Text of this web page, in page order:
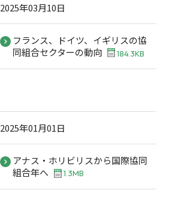
2025年03月10日
フランス、ドイツ、イギリスの協
同組合セクターの動向
184.3KB
2025年01月01日
アナス・ホリビリスから国際協同
組合年へ
1.3MB